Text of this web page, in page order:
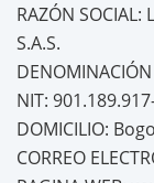
RAZÓN SOCIAL:
S.A.S.
DENOMINACIÓN
NIT:
DOMICILIO:
CORREO